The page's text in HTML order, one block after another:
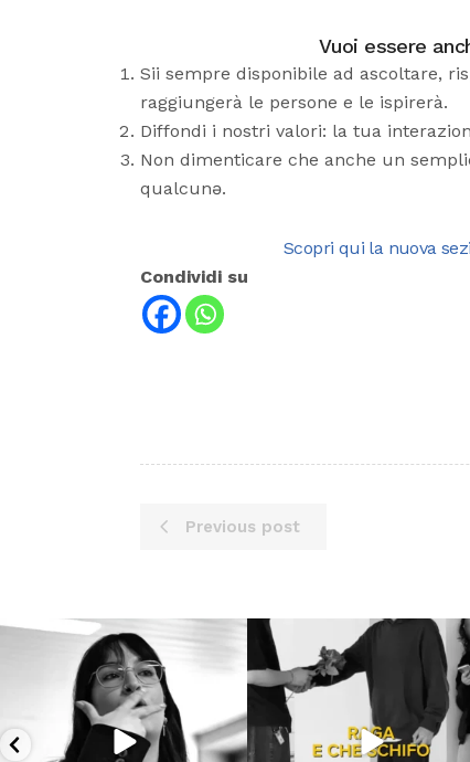
Vuoi essere
Sii sempre disponibile ad ascoltare,
raggiungerà le persone e le ispirerà.
Diffondi i nostri valori: la tua
Non dimenticare che anche un
qualcunə.
Scopri qui la nuova
Condividi su
Previous post
Lug 16
53 1
Lug 13
199